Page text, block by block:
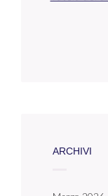
ARCHIVI